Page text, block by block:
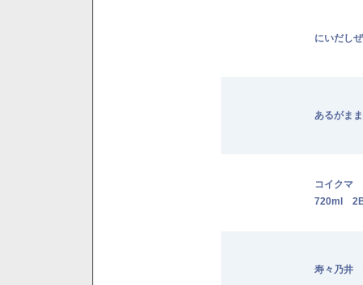
にいだし
あるがま
コイクマ
720ml
寿々乃井